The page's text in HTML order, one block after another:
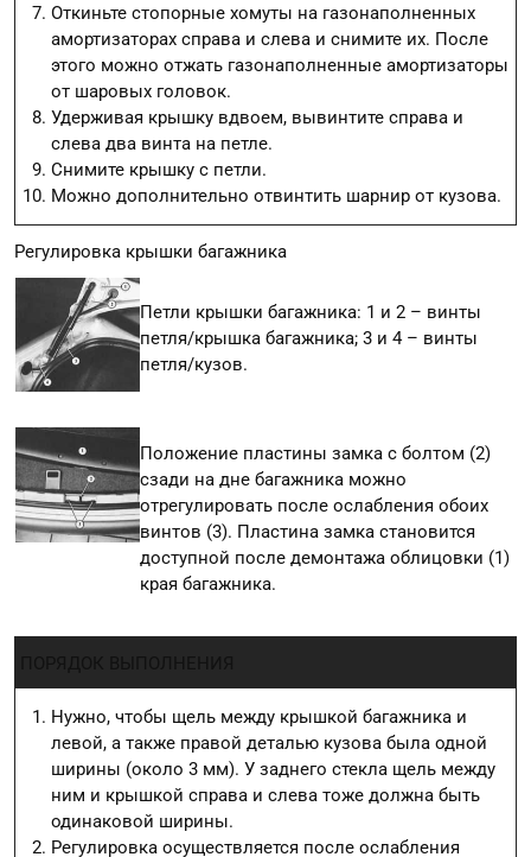
Откиньте стопорные хомуты на газонаполненных
амортизаторах справа и слева и снимите их. После
этого можно отжать газонаполненные амортизаторы
от шаровых головок.
Удерживая крышку вдвоем, вывинтите справа и
слева два винта на петле.
Снимите крышку с петли.
Можно дополнительно отвинтить шарнир от кузова.
Регулировка крышки багажника
Петли крышки багажника: 1 и 2 – винты
петля/крышка багажника; 3 и 4 – винты
петля/кузов.
Положение пластины замка с болтом (2)
сзади на дне багажника можно
отрегулировать после ослабления обоих
винтов (3). Пластина замка становится
доступной после демонтажа облицовки (1)
края багажника.
Нужно, чтобы щель между крышкой багажника и
левой, а также правой деталью кузова была одной
ширины (около 3 мм). У заднего стекла щель между
ним и крышкой справа и слева тоже должна быть
одинаковой ширины.
Регулировка осуществляется после ослабления